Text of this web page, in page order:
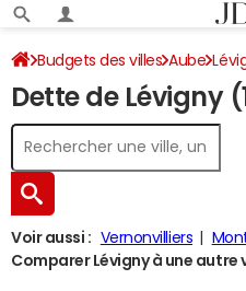
Budgets des villes Aube
Dette de Lévigny
Voir aussi : Vernonvilliers
Comparer Lévigny à une autre